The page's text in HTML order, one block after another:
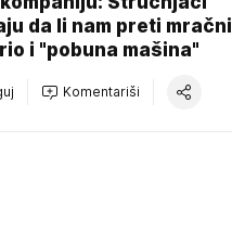
da li nam preti mračni
i "pobuna mašina"
Komentariši